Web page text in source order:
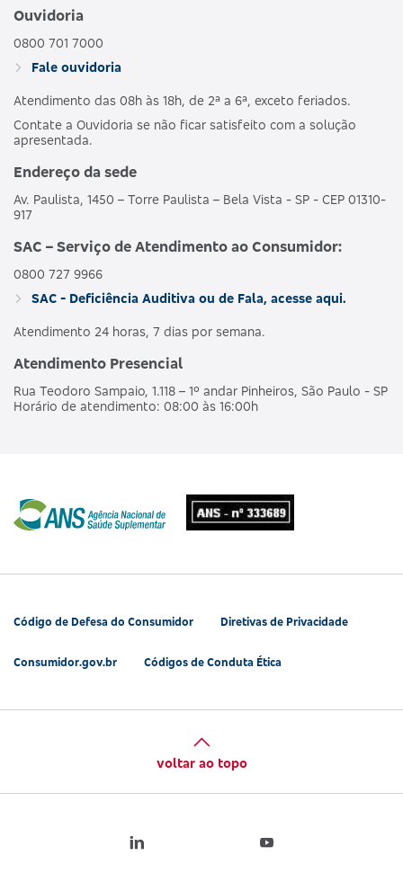
Ouvidoria
0800 701 7000
Fale ouvidoria
Atendimento das 08h às 18h, de 2ª a 6ª, exceto feriados.
Contate a Ouvidoria se não ficar satisfeito com a solução
apresentada.
Endereço da sede
Av. Paulista, 1450 – Torre Paulista – Bela Vista - SP - CEP 01310-
917
SAC – Serviço de Atendimento ao Consumidor:
0800 727 9966
SAC - Deficiência Auditiva ou de Fala, acesse aqui.
Atendimento 24 horas, 7 dias por semana.
Atendimento Presencial
Rua Teodoro Sampaio, 1.118 – 1º andar Pinheiros, São Paulo - SP
Horário de atendimento: 08:00 às 16:00h
Código de Defesa do Consumidor Diretivas de Privacidade
Consumidor.gov.br Códigos de Conduta Ética
voltar ao topo